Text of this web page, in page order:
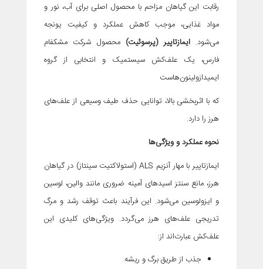
رقابت این گیاهان مزاحم با محصول اصلی برای آب، نور و
مواد غذایی، موجب کاهش عملکرد و کیفیت یونجه
می‌شود.ایمازتاپیر (پرسوئیت) محصول شرکت مشکفام
فارس، یک علف‌کش سیستمیک و انتخابی از گروه
ایمیدازولینون‌هاست
که با اثربخشی بالا، توانایی حذف طیف وسیعی از علف‌های
هرز را دارد.
نحوه عملکرد و ویژگی‌ها
ایمازتاپیر با مهار آنزیم ALS (استولاکتیت سینتاز) در گیاهان
هرز، مانع سنتز اسیدهای آمینه ضروری مانند والین، لوسین
و ایزولوسین می‌شود. این فرآیند باعث توقف رشد و مرگ
تدریجی علف‌های هرز می‌گردد. ویژگی‌های کلیدی این
علف‌کش عبارت‌اند از:
جذب از طریق برگ و ریشه